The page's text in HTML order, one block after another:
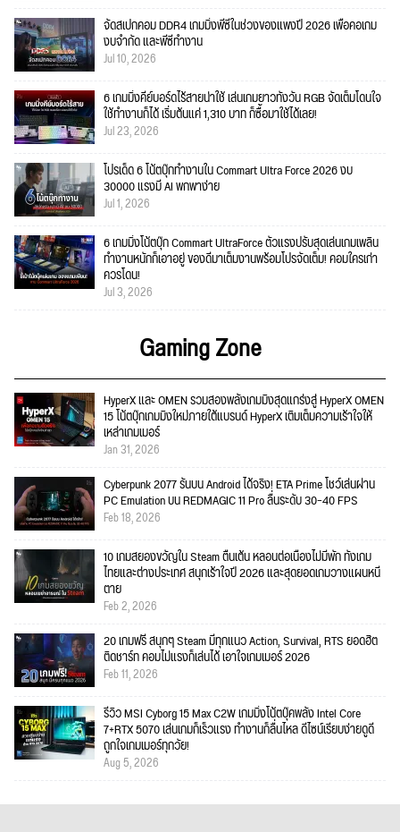
จัดสเปกคอม DDR4 เกมมิ่งพีซีในช่วงของแพงปี 2026 เพื่อคอเกม
งบจำกัด และพีซีทำงาน
Jul 10, 2026
6 เกมมิ่งคีย์บอร์ดไร้สายน่าใช้ เล่นเกมยาวทั้งวัน RGB จัดเต็มโดนใจ
ใช้ทำงานก็ได้ เริ่มต้นแค่ 1,310 บาท ก็ซื้อมาใช้ได้เลย!
Jul 23, 2026
โปรเด็ด 6 โน้ตบุ๊กทำงานใน Commart Ultra Force 2026 งบ
30000 แรงมี AI พกพาง่าย
Jul 1, 2026
6 เกมมิ่งโน้ตบุ๊ก Commart UltraForce ตัวแรงปรับสุดเล่นเกมเพลิน
ทำงานหนักก็เอาอยู่ ของดีมาเต็มงานพร้อมโปรจัดเต็ม! คอมใครเก่า
ควรโดน!
Jul 3, 2026
Gaming Zone
HyperX และ OMEN รวมสองพลังเกมมิงสุดแกร่งสู่ HyperX OMEN
15 โน้ตบุ๊กเกมมิงใหม่ภายใต้แบรนด์ HyperX เติมเต็มความเร้าใจให้
เหล่าเกมเมอร์
Jan 31, 2026
Cyberpunk 2077 รันบน Android ได้จริง! ETA Prime โชว์เล่นผ่าน
PC Emulation บน REDMAGIC 11 Pro ลื่นระดับ 30–40 FPS
Feb 18, 2026
10 เกมสยองขวัญใน Steam ตื่นเต้น หลอนต่อเนื่องไม่มีพัก ทั้งเกม
ไทยและต่างประเทศ สนุกเร้าใจปี 2026 และสุดยอดเกมวางแผนหนี
ตาย
Feb 2, 2026
20 เกมฟรี สนุกๆ Steam มีทุกแนว Action, Survival, RTS ยอดฮิต
ติดชาร์ท คอมไม่แรงก็เล่นได้ เอาใจเกมเมอร์ 2026
Feb 11, 2026
รีวิว MSI Cyborg 15 Max C2W เกมมิ่งโน้ตบุ๊คพลัง Intel Core
7+RTX 5070 เล่นเกมก็เร็วแรง ทำงานก็ลื่นไหล ดีไซน์เรียบง่ายดูดี
ถูกใจเกมเมอร์ทุกวัย!
Aug 5, 2026